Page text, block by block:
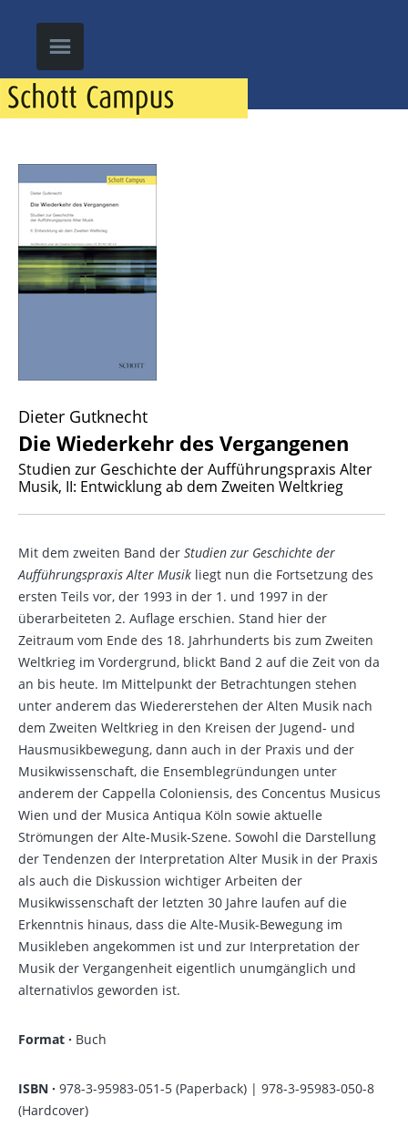
Dieter Gutknecht
Die Wiederkehr des Vergangenen
Studien zur Geschichte der Aufführungspraxis Alter
Musik, II: Entwicklung ab dem Zweiten Weltkrieg
Mit dem zweiten Band der Studien zur Geschichte der
Aufführungspraxis Alter Musik liegt nun die Fortsetzung des
ersten Teils vor, der 1993 in der 1. und 1997 in der
überarbeiteten 2. Auflage erschien. Stand hier der
Zeitraum vom Ende des 18. Jahrhunderts bis zum Zweiten
Weltkrieg im Vordergrund, blickt Band 2 auf die Zeit von da
an bis heute. Im Mittelpunkt der Betrachtungen stehen
unter anderem das Wiedererstehen der Alten Musik nach
dem Zweiten Weltkrieg in den Kreisen der Jugend- und
Hausmusikbewegung, dann auch in der Praxis und der
Musikwissenschaft, die Ensemblegründungen unter
anderem der Cappella Coloniensis, des Concentus Musicus
Wien und der Musica Antiqua Köln sowie aktuelle
Strömungen der Alte-Musik-Szene. Sowohl die Darstellung
der Tendenzen der Interpretation Alter Musik in der Praxis
als auch die Diskussion wichtiger Arbeiten der
Musikwissenschaft der letzten 30 Jahre laufen auf die
Erkenntnis hinaus, dass die Alte-Musik-Bewegung im
Musikleben angekommen ist und zur Interpretation der
Musik der Vergangenheit eigentlich unumgänglich und
alternativlos geworden ist.
Format · Buch
ISBN · 978-3-95983-051-5 (Paperback) | 978-3-95983-050-8
(Hardcover)